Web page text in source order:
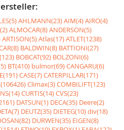
AHLMANN(23)AIM(4)AIRO(4)
ALMOCAR(8)ANDERSON(5)
ARTISON(5)Atlas(17)ATLET(1238)
BALDWIN(8) BATTIONI(27)
BOBCAT(92) BOLZONI(6)
BT(410) bulmor(69)CANGARU(6)
CASE(7)CATERPILLAR(171)
Climax(3)COMBILIFT(123)
CURTIS(14)CVS(23)
DATSUN(1) DECA(35) Deere(2)
DEUTZ(35) DIETEG(10)div(18)
DURWEN(35) EIGEN(8)